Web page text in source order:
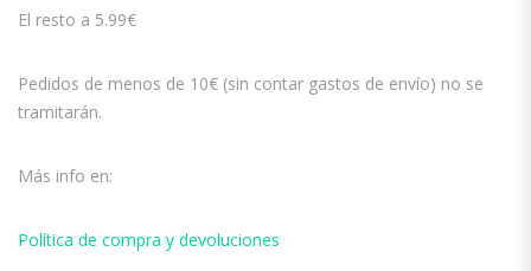
El resto a 5.99€
Pedidos de menos de 10€ (sin contar gastos de envío) no se
tramitarán.
Más info en:
Política de compra y devoluciones